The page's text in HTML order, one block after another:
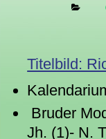
Titelbild:
Bruder
Jh. (1)- N.